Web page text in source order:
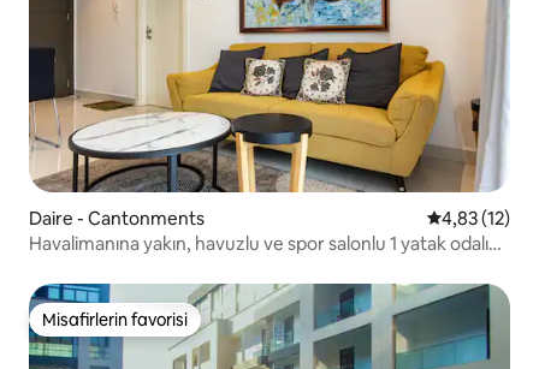
Daire - Cantonments 5 üzerinden
4,83 (12)
Havalimanına yakın, havuzlu ve spor salonlu 1 yatak odalı
Misafirlerin favorisi
Misafirlerin favorisi